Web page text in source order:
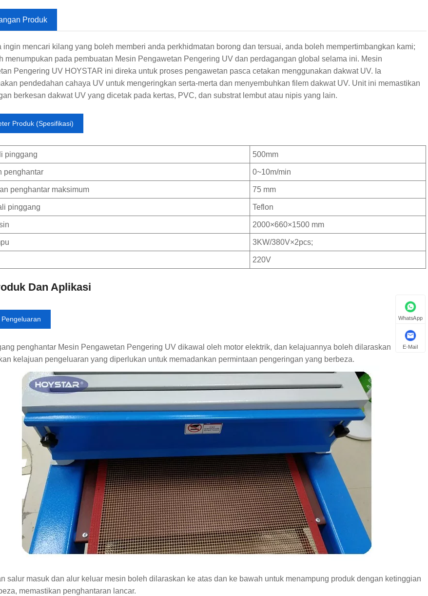
Produk
ingin mencari kilang yang boleh memberi anda perkhidmatan borong dan tersuai, anda boleh mempertimbangkan kami;
menumpukan pada pembuatan Mesin Pengawetan Pengering UV dan perdagangan global selama ini. Mesin
Pengering UV HOYSTAR ini direka untuk proses pengawetan pasca cetakan menggunakan dakwat UV. Ia
pendedahan cahaya UV untuk mengeringkan serta-merta dan menyembuhkan filem dakwat UV. Unit ini memastikan
berkesan dakwat UV yang dicetak pada kertas, PVC, dan substrat lembut atau nipis yang lain.
Produk (Spesifikasi)
pinggang 500mm
penghantar 0~10m/min
penghantar maksimum 75 mm
pinggang Teflon
2000×660×1500 mm
3KW/380V×2pcs;
220V
Dan Aplikasi
penghantar Mesin Pengawetan Pengering UV dikawal oleh motor elektrik, dan kelajuannya boleh dilaraskan
kelajuan pengeluaran yang diperlukan untuk memadankan permintaan pengeringan yang berbeza.
salur masuk dan alur keluar mesin boleh dilaraskan ke atas dan ke bawah untuk menampung produk dengan ketinggian
memastikan penghantaran lancar.
WhatsApp
E-Mail